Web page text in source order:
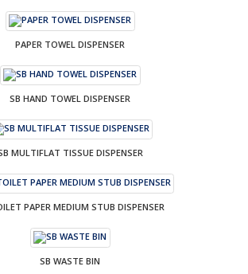
PAPER TOWEL DISPENSER
SB HAND TOWEL DISPENSER
MULTIFLAT TISSUE DISPENSER
PAPER MEDIUM STUB DISPENSER
SB WASTE BIN